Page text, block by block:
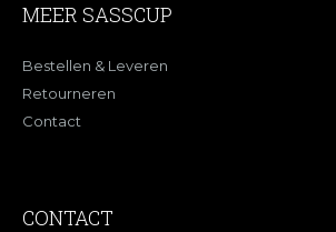
MEER SASSCUP
Bestellen & Leveren
Retourneren
Contact
CONTACT